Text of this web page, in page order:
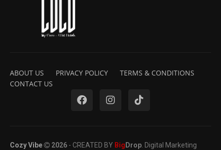
ABOUT US PRIVACY POLICY
TERMS & CONDITIONS
CONTACT US
Cozy Vibe 2026 - CREATED BY Big Drop . Digital Marketing